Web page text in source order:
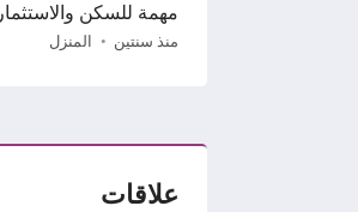
مهمة للسكن والاستثمار
منذ سنتين المنزل
علاقات